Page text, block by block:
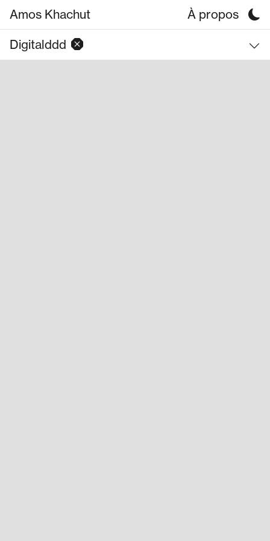
Amos Khachut
À propos
Digitalddd